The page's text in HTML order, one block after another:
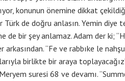
konunun önemine dikkat
Türk de doğru anlasın. Yemin diye
de bir şey anlamaz. Adam der ki;
arkasından. “Fe ve rabbıke le
birlikte bir araya
suresi 68 ve devamı.